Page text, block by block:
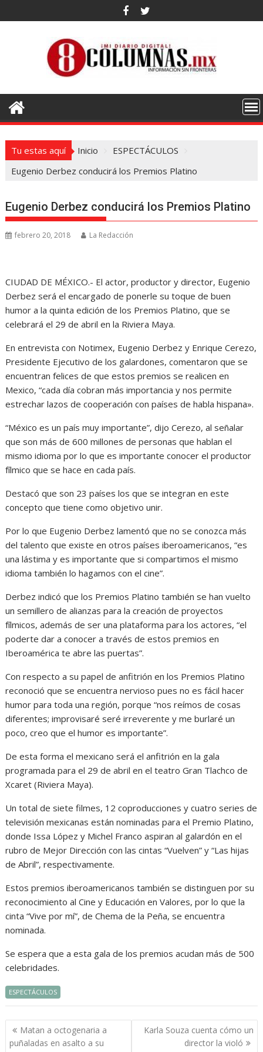
al
Tu estas aquí Inicio
ESPECTÁCULOS
Eugenio Derbez conducirá los Premios Platino
Eugenio Derbez conducirá los Premios Platino
febrero 20, 2018 La Redacción
CIUDAD DE MÉXICO.- El actor, productor y director, Eugenio
Derbez será el encargado de ponerle su toque de buen
humor a la quinta edición de los Premios Platino, que se
celebrará el 29 de abril en la Riviera Maya.
En entrevista con Notimex, Eugenio Derbez y Enrique Cerezo,
Presidente Ejecutivo de los galardones, comentaron que se
encuentran felices de que estos premios se realicen en
Mexico, “cada día cobran más importancia y nos permite
estrechar lazos de cooperación con países de habla hispana».
“México es un país muy importante”, dijo Cerezo, al señalar
que son más de 600 millones de personas que hablan el
mismo idioma por lo que es importante conocer el productor
fílmico que se hace en cada país.
Destacó que son 23 países los que se integran en este
concepto que tiene como objetivo unir.
Por lo que Eugenio Derbez lamentó que no se conozca más
del talento que existe en otros países iberoamericanos, “es
una lástima y es importante que si compartimos el mismo
idioma también lo hagamos con el cine”.
Derbez indicó que los Premios Platino también se han vuelto
un semillero de alianzas para la creación de proyectos
fílmicos, además de ser una plataforma para los actores, “el
poderte dar a conocer a través de estos premios en
Iberoamérica te abre las puertas”.
Con respecto a su papel de anfitrión en los Premios Platino
reconoció que se encuentra nervioso pues no es fácil hacer
humor para toda una región, porque “nos reímos de cosas
diferentes; improvisaré seré irreverente y me burlaré un
poco, creo que el humor es importante”.
De esta forma el mexicano será el anfitrión en la gala
programada para el 29 de abril en el teatro Gran Tlachco de
Xcaret (Riviera Maya).
Un total de siete filmes, 12 coproducciones y cuatro series de
televisión mexicanas están nominadas para el Premio Platino,
donde Issa López y Michel Franco aspiran al galardón en el
rubro de Mejor Dirección con las cintas “Vuelven” y “Las hijas
de Abril”, respectivamente.
Estos premios iberoamericanos también se distinguen por su
reconocimiento al Cine y Educación en Valores, por lo que la
cinta “Vive por mí”, de Chema de la Peña, se encuentra
nominada.
Se espera que a esta gala de los premios acudan más de 500
celebridades.
ESPECTÁCULOS
Navegación
de
Matan a octogenaria a
puñaladas en asalto a su
Karla Souza cuenta cómo un
director la violó